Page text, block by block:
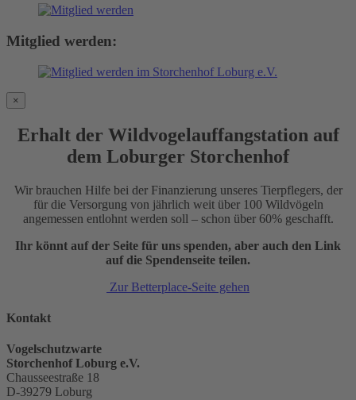
Mitglied werden:
×
Erhalt der Wildvogelauffangstation auf
dem Loburger Storchenhof
Wir brauchen Hilfe bei der Finanzierung unseres Tierpflegers, der
für die Versorgung von jährlich weit über 100 Wildvögeln
angemessen entlohnt werden soll – schon über 60% geschafft.
Ihr könnt auf der Seite für uns spenden, aber auch den Link
auf die Spendenseite teilen.
Zur Betterplace-Seite gehen
Kontakt
Vogelschutzwarte
Storchenhof Loburg e.V.
Chausseestraße 18
D-39279 Loburg